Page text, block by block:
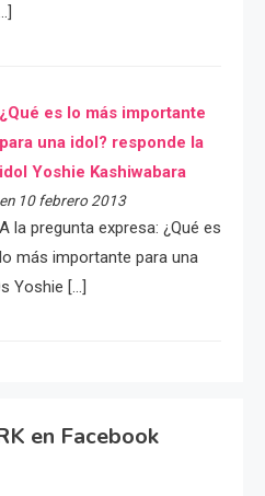
¿Qué es lo más importante
para una idol? responde la
idol Yoshie Kashiwabara
en 10 febrero 2013
A la pregunta expresa: ¿Qué es
lo más importante para una
Yoshie […]
en Facebook